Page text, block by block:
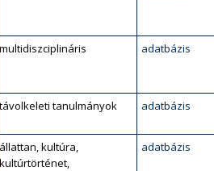
multidiszciplináris adatbázis
távolkeleti tanulmányok adatbázis
állattan, kultúra,
kultúrtörténet,
adatbázis